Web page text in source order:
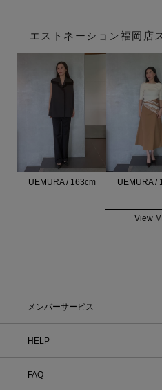
エストネーション福岡店
UEMURA / 163cm UEMURA /
View
メンバーサービス
HELP
FAQ